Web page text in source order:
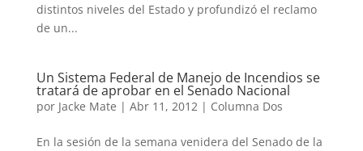
distintos niveles del Estado y profundizó el reclamo
de un...
Un Sistema Federal de Manejo de Incendios se
tratará de aprobar en el Senado Nacional
por Jacke Mate | Abr 11, 2012| Columna Dos
En la sesión de la semana venidera del Senado de la